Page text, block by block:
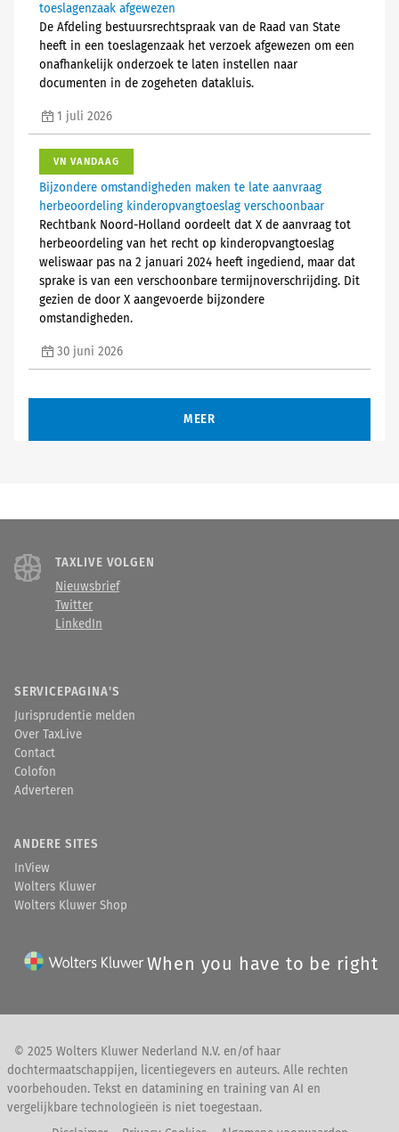
toeslagenzaak afgewezen
De Afdeling bestuursrechtspraak van de Raad van State
heeft in een toeslagenzaak het verzoek afgewezen om een
onafhankelijk onderzoek te laten instellen naar
documenten in de zogeheten datakluis.
1 juli 2026
VN VANDAAG
Bijzondere omstandigheden maken te late aanvraag
herbeoordeling kinderopvangtoeslag verschoonbaar
Rechtbank Noord-Holland oordeelt dat X de aanvraag tot
herbeoordeling van het recht op kinderopvangtoeslag
weliswaar pas na 2 januari 2024 heeft ingediend, maar dat
sprake is van een verschoonbare termijnoverschrijding. Dit
gezien de door X aangevoerde bijzondere
omstandigheden.
30 juni 2026
MEER
TAXLIVE VOLGEN
Nieuwsbrief
Twitter
LinkedIn
SERVICEPAGINA'S
Jurisprudentie melden
Over TaxLive
Contact
Colofon
Adverteren
ANDERE SITES
InView
Wolters Kluwer
Wolters Kluwer Shop
When you have to be right
© 2025 Wolters Kluwer Nederland N.V. en/of haar
dochtermaatschappijen, licentiegevers en auteurs. Alle rechten
voorbehouden. Tekst en datamining en training van AI en
vergelijkbare technologieën is niet toegestaan.